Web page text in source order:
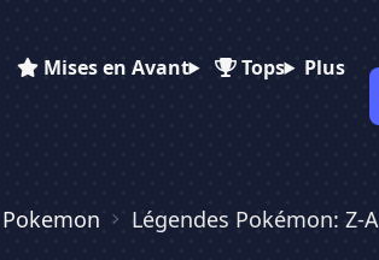
Mises en Avant Tops Plus
Légendes Pokémon: Z-